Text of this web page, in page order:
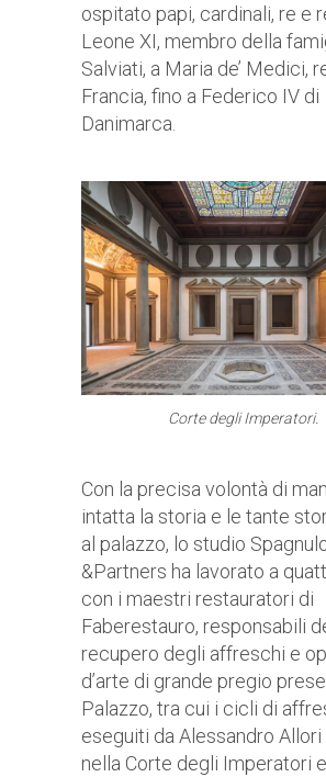
ospitato papi, cardinali, re e
Leone XI, membro della
Salviati, a Maria de’ Medici,
Francia, fino a Federico IV di
Danimarca.
Corte degli Imperatori.
Con la precisa volontà di
intatta la storia e le tante
al palazzo, lo studio
&Partners ha lavorato a
con i maestri restauratori di
Faberestauro, responsabili
recupero degli affreschi e
d’arte di grande pregio
Palazzo, tra cui i cicli di
eseguiti da Alessandro Allori
nella Corte degli Imperatori